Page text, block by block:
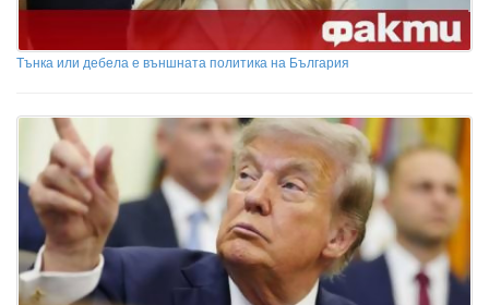
Тънка или дебела е външната политика на България